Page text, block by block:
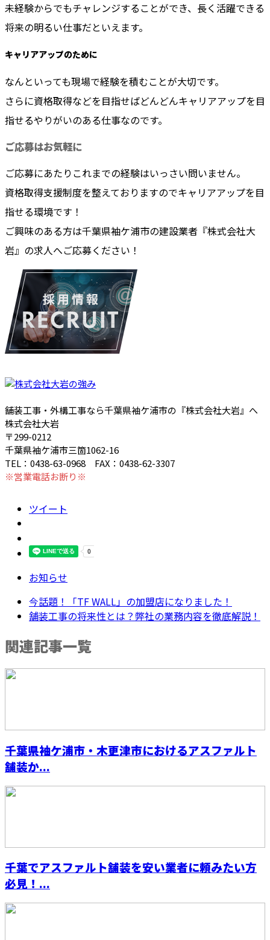
未経験からでもチャレンジすることができ、長く活躍できる
将来の明るい仕事だといえます。
キャリアアップのために
なんといっても現場で経験を積むことが大切です。
さらに資格取得などを目指せばどんどんキャリアアップを目
指せるやりがいのある仕事なのです。
ご応募はお気軽に
ご応募にあたりこれまでの経験はいっさい問いません。
資格取得支援制度を整えておりますのでキャリアアップを目
指せる環境です！
ご興味のある方は千葉県袖ケ浦市の建設業者『株式会社大
岩』の求人へご応募ください！
舗装工事・外構工事なら千葉県袖ケ浦市の『株式会社大岩』へ
株式会社大岩
〒299-0212
千葉県袖ケ浦市三箇1062-16
TEL：0438-63-0968 FAX：0438-62-3307
※営業電話お断り※
ツイート
お知らせ
今話題！「TF WALL」の加盟店になりました！
舗装工事の将来性とは？弊社の業務内容を徹底解説！
関連記事一覧
千葉県袖ケ浦市・木更津市におけるアスファルト
舗装か...
千葉でアスファルト舗装を安い業者に頼みたい方
必見！...